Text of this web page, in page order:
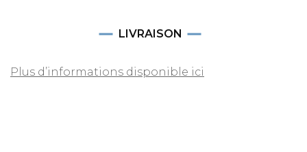
LIVRAISON
Plus d’informations disponible ici